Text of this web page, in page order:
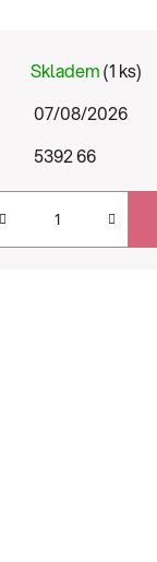
Skladem(1 ks)
07/08/2026
5392 66